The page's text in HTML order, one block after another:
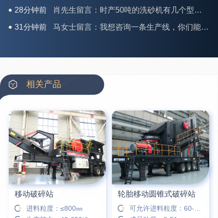
28分钟前 肖先生留言：时产50吨的洗砂机有几个型号？
31分钟前 马女士留言：我想咨询一条生产线，你们能做吗？
42分钟前 蒋先生留言：硬岩颚式破碎机带不带电机？
3分钟前 王先生留言：水泥厂熟料能破碎吗？推荐用什么机器？
6分钟前 姚女士留言：这款破碎机一小时产能多大？是用电的还是燃油的？
12分钟前 宋先生留言：50吨左右的制砂机大概什么价位？
16分钟前 柳先生留言：洗石英砂全套设备有哪些？
相关产品
移动破碎站
进料粒度：≤800㎜
轮胎移动圆锥式破碎站
可允许进料粒度：60-450㎜